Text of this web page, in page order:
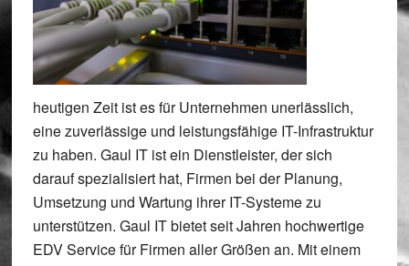
heutigen Zeit ist es für Unternehmen unerlässlich,
eine zuverlässige und leistungsfähige IT-Infrastruktur
zu haben. Gaul IT ist ein Dienstleister, der sich
darauf spezialisiert hat, Firmen bei der Planung,
Umsetzung und Wartung ihrer IT-Systeme zu
unterstützen. Gaul IT bietet seit Jahren hochwertige
EDV Service für Firmen aller Größen an. Mit einem